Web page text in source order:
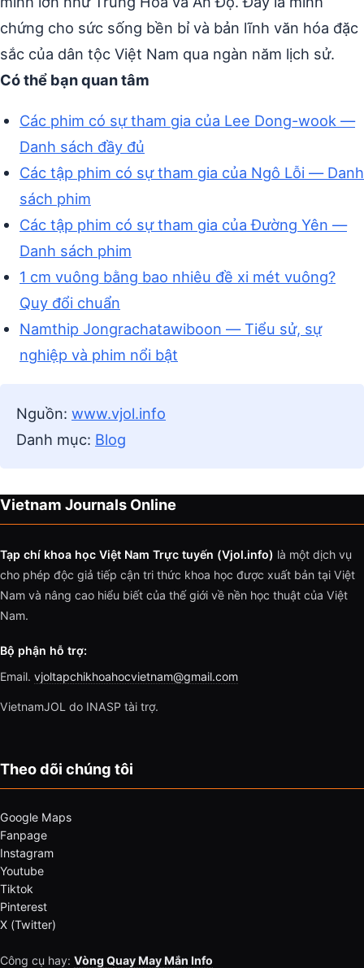
chứng cho sức sống bền bỉ và bản lĩnh văn hóa đặc
sắc của dân tộc Việt Nam qua ngàn năm lịch sử.
Có thể bạn quan tâm
Các phim có sự tham gia của Lee Dong-wook —
Danh sách đầy đủ
Các tập phim có sự tham gia của Ngô Lỗi — Danh
sách phim
Các tập phim có sự tham gia của Đường Yên —
Danh sách phim
1 cm vuông bằng bao nhiêu đề xi mét vuông?
Quy đổi chuẩn
Namthip Jongrachatawiboon — Tiểu sử, sự
nghiệp và phim nổi bật
Nguồn: www.vjol.info
Danh mục: Blog
Vietnam Journals Online
Tạp chí khoa học Việt Nam Trực tuyến (Vjol.info) là một dịch vụ
cho phép độc giả tiếp cận tri thức khoa học được xuất bản tại Việt
Nam và nâng cao hiểu biết của thế giới về nền học thuật của Việt
Nam.
Bộ phận hỗ trợ:
Email. vjoltapchikhoahocvietnam@gmail.com
VietnamJOL do INASP tài trợ.
Theo dõi chúng tôi
Google Maps
Fanpage
Instagram
Youtube
Tiktok
Pinterest
X (Twitter)
Công cụ hay: Vòng Quay May Mắn Info